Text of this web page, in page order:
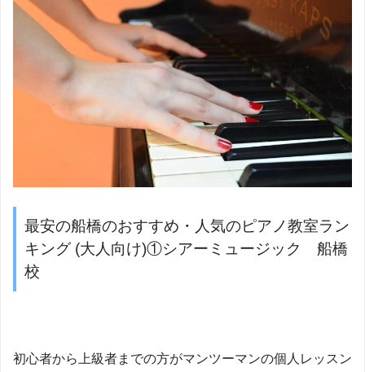
最安の船橋のおすすめ・人気のピアノ教室ラン
キング (大人向け)①シアーミュージック 船橋
校
初心者から上級者までの方がマンツーマンの個人レッスン